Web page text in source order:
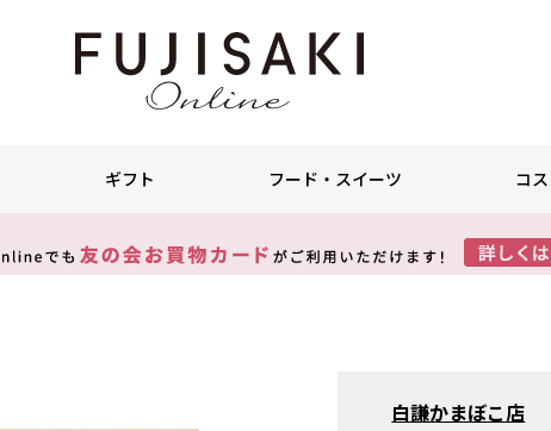
ギフト フード・スイーツ コ
白謙かまぼこ店